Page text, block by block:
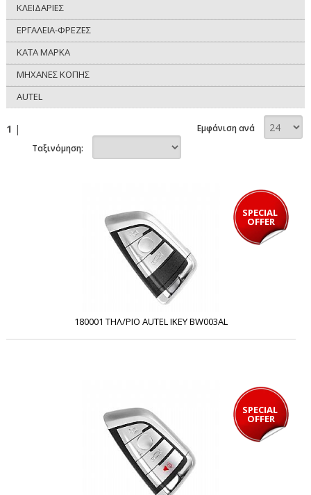
ΚΛΕΙΔΑΡΙΕΣ
ΕΡΓΑΛΕΙΑ-ΦΡΕΖΕΣ
ΚΑΤΑ ΜΑΡΚΑ
ΜΗΧΑΝΕΣ ΚΟΠΗΣ
AUTEL
1 |
Εμφάνιση ανά
Ταξινόμηση:
SPECIAL
OFFER
180001 ΤΗΛ/ΡΙΟ AUTEL IKEY BW003AL
SPECIAL
OFFER